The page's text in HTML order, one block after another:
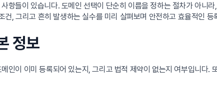
항들이 있습니다. 도메인 선택이 단순히 이름을 정하는 절차가 아니
, 그리고 흔히 발생하는 실수를 미리 살펴보며 안전하고 효율적인
정보
인이 이미 등록되어 있는지, 그리고 법적 제약이 없는지 여부입니다.